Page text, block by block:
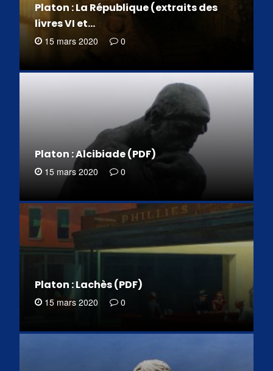
Platon : La République (extraits des
livres VI et…
15 mars 2020 0
Platon : Alcibiade (PDF)
15 mars 2020 0
Platon : Lachès (PDF)
15 mars 2020 0